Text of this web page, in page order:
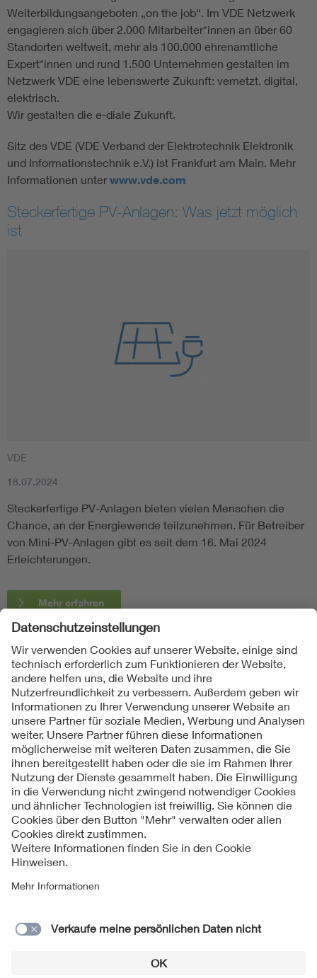
Weiterbildungsangeboten „on the job“. Im VDE Netzwerk
engagieren sich über 2.000 Mitarbeiter*innen an über 60
Standorten weltweit, mehr als 100.000 ehrenamtliche
Expert*innen und rund 1.500 Unternehmen gestalten im
Netzwerk VDE eine lebenswerte Zukunft: vernetzt, digital,
elektrisch.
Wir gestalten die e-diale Zukunft.
Sitz des VDE (VDE Verband der Elektrotechnik Elektronik
und Informationstechnik e.V.) ist Frankfurt am Main. Mehr
Informationen unterwww.vde.com
Steckerfertige PV-Anlagen: Was jetzt möglich
ist
VDE
18.07.2024
Steckerfertige PV-Anlagen bieten vielen Menschen die
Chance, an der Energiewende teilzunehmen. Für Betreiber
von Mini-PV-Anlagen gibt es seit dem 16. Mai 2024
Erleichterungen.
Mehr erfahren
Folgen Sie uns
Kontakte
Service
Impressum
Datenschutzinformationen
Cookie Hinweise
Lieferantenportal
© 2026 VDE Verband der Elektrotechnik Elektronik